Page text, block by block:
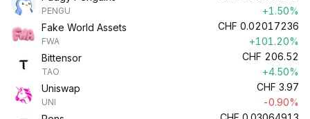
PENGU
+1.50%
Fake World Assets
FWA
CHF 0.02017236
+101.20%
Bittensor
TAO
CHF 206.52
+4.50%
Uniswap
UNI
CHF 3.97
-0.90%